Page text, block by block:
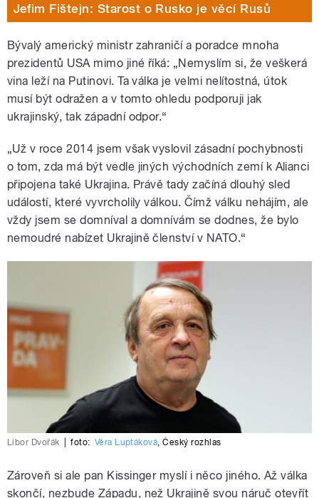
Jefim Fištejn: Starost o Rusko je věcí Rusů
Bývalý americký ministr zahraničí a poradce mnoha
prezidentů USA mimo jiné říká: „Nemyslím si, že veškerá
vina leží na Putinovi. Ta válka je velmi nelítostná, útok
musí být odražen a v tomto ohledu podporuji jak
ukrajinský, tak západní odpor.“
„Už v roce 2014 jsem však vyslovil zásadní pochybnosti
o tom, zda má být vedle jiných východních zemí k Alianci
připojena také Ukrajina. Právě tady začíná dlouhý sled
událostí, které vyvrcholily válkou. Čímž válku nehájím, ale
vždy jsem se domníval a domnívám se dodnes, že bylo
nemoudré nabízet Ukrajině členství v NATO.“
Libor Dvořák foto: Věra Luptáková,Český rozhlas
Zároveň si ale pan Kissinger myslí i něco jiného. Až válka
skončí, nezbude Západu, než Ukrajině svou náruč otevřít